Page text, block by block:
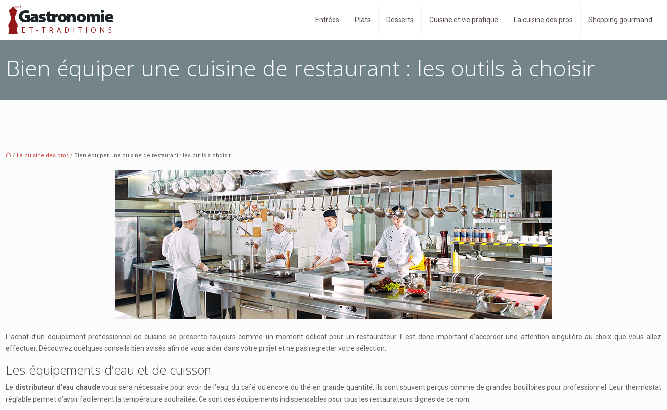
Entrées Plats Desserts Cuisine et vie pratique La cuisine des pros Shopping gourmand
Bien équiper une cuisine de restaurant : les outils à choisir
/ La cuisine des pros / Bien équiper une cuisine de restaurant : les outils à choisir
L’achat d’un équipement professionnel de cuisine se présente toujours comme un moment délicat pour un restaurateur. Il est donc important d’accorder une attention singulière au choix que vous allez
effectuer. Découvrez quelques conseils bien avisés afin de vous aider dans votre projet et ne pas regretter votre sélection.
Les équipements d’eau et de cuisson
Le distributeur d’eau chaudevous sera nécessaire pour avoir de l’eau, du café ou encore du thé en grande quantité. Ils sont souvent perçus comme de grandes bouilloires pour professionnel. Leur thermostat
réglable permet d’avoir facilement la température souhaitée. Ce sont des équipements indispensables pour tous les restaurateurs dignes de ce nom.